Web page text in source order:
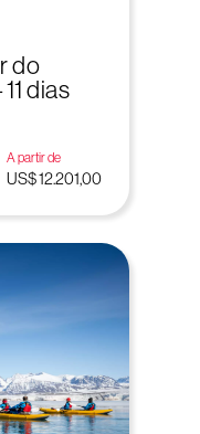
do
dias
A partir de
US$ 12.201,00